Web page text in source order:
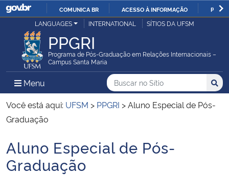
IR
O
COMUNICA BR ACESSO À INFORMAÇÃO
Ministério da Justiça e Segurança Pública
Ministério da Defesa
Ministério das Relações Exteriores
Ministério da Infraestrutura
LANGUAGES INTERNATIONAL SÍTIOS DA UFSM
PPGRI
Programa de Pós-Graduação em Relações Internacionais –
Campus Santa Maria
Menu Menu Principal do Sítio
Busca
Buscar no no Sítio
Busca:
Você está aqui: UFSM > PPGRI >Aluno Especial de Pós-
Graduação
Início do conteúdo
Aluno Especial de Pós-
Graduação